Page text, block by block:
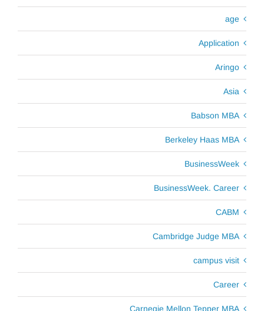
age
Application
Aringo
Asia
Babson MBA
Berkeley Haas MBA
BusinessWeek
BusinessWeek. Career
CABM
Cambridge Judge MBA
campus visit
Career
Carnegie Mellon Tepper MBA